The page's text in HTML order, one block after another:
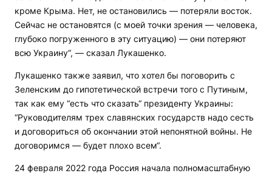
кроме Крыма. Нет, не остановились — потеряли восток.
Сейчас не остановятся (с моей точки зрения — человека,
глубоко погруженного в эту ситуацию) — они потеряют
всю Украину“, — сказал Лукашенко.
Лукашенко также заявил, что хотел бы поговорить с
Зеленским до гипотетической встречи того с Путиным,
так как ему “есть что сказать“ президенту Украины:
“Руководителям трех славянских государств надо сесть
и договориться об окончании этой непонятной войны. Не
договоримся — будет плохо всем“.
24 февраля 2022 года Россия начала полномасштабную